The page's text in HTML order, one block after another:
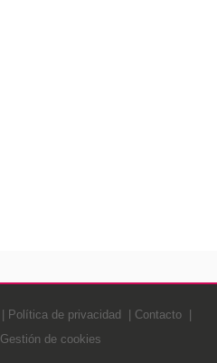
Política de privacidad
Contacto
Gestión de cookies